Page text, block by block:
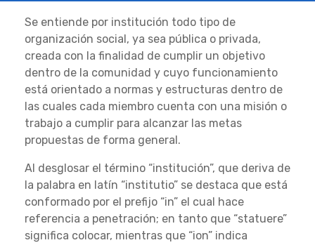
Se entiende por institución todo tipo de
organización social, ya sea pública o privada,
creada con la finalidad de cumplir un objetivo
dentro de la comunidad y cuyo funcionamiento
está orientado a normas y estructuras dentro de
las cuales cada miembro cuenta con una misión o
trabajo a cumplir para alcanzar las metas
propuestas de forma general.
Al desglosar el término “institución”, que deriva de
la palabra en latín “institutio” se destaca que está
conformado por el prefijo “in” el cual hace
referencia a penetración; en tanto que “statuere”
significa colocar, mientras que “ion” indica